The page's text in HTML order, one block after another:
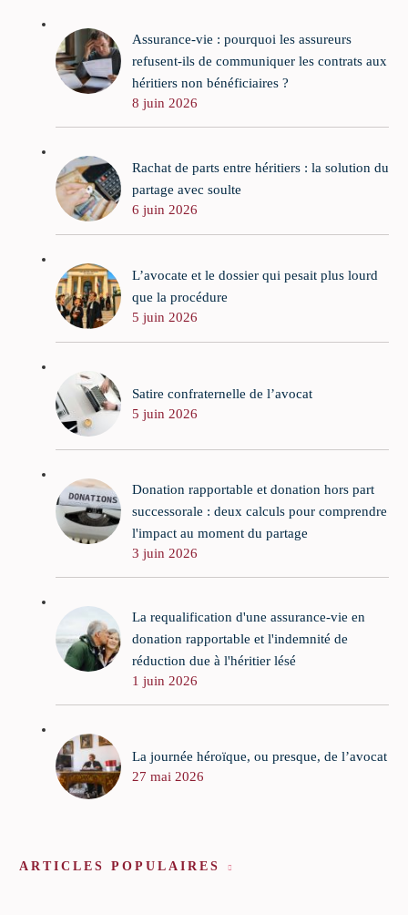
Assurance-vie : pourquoi les assureurs
refusent-ils de communiquer les contrats aux
héritiers non bénéficiaires ?
8 juin 2026
Rachat de parts entre héritiers : la solution du
partage avec soulte
6 juin 2026
L’avocate et le dossier qui pesait plus lourd
que la procédure
5 juin 2026
Satire confraternelle de l’avocat
5 juin 2026
Donation rapportable et donation hors part
successorale : deux calculs pour comprendre
l'impact au moment du partage
3 juin 2026
La requalification d'une assurance-vie en
donation rapportable et l'indemnité de
réduction due à l'héritier lésé
1 juin 2026
La journée héroïque, ou presque, de l’avocat
27 mai 2026
ARTICLES POPULAIRES